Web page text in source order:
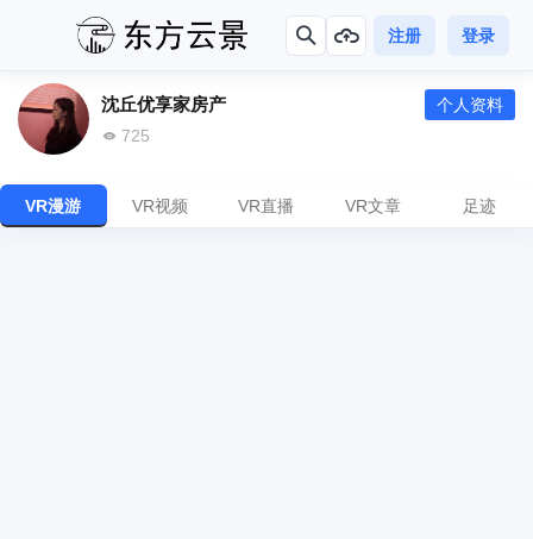
注册 登录
沈丘优享家房产
725
个人资料
VR漫游 VR视频 VR直播 VR文章 足迹